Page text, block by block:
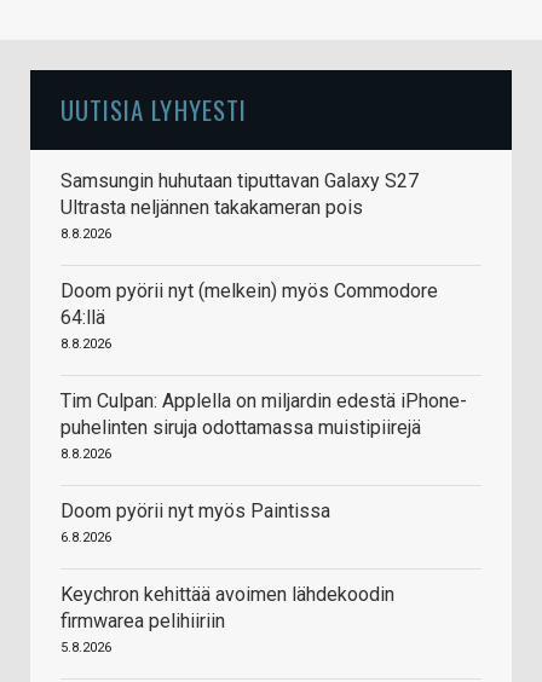
UUTISIA LYHYESTI
Samsungin huhutaan tiputtavan Galaxy S27
Ultrasta neljännen takakameran pois
8.8.2026
Doom pyörii nyt (melkein) myös Commodore
64:llä
8.8.2026
Tim Culpan: Applella on miljardin edestä iPhone-
puhelinten siruja odottamassa muistipiirejä
8.8.2026
Doom pyörii nyt myös Paintissa
6.8.2026
Keychron kehittää avoimen lähdekoodin
firmwarea pelihiiriin
5.8.2026